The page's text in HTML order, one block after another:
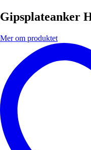
Gipsplateanker
Mer om produktet